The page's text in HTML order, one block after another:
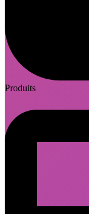
Produits